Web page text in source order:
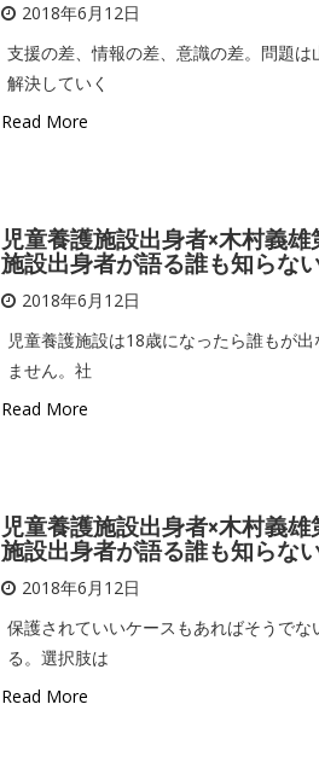
2018年6月12日
支援の差、情報の差、意識の差。問題は
解決していく
Read More
児童養護施設出身者×木村義
施設出身者が語る誰も知らな
2018年6月12日
児童養護施設は18歳になったら誰もが出
ません。社
Read More
児童養護施設出身者×木村義
施設出身者が語る誰も知らな
2018年6月12日
保護されていいケースもあればそうでな
る。選択肢は
Read More